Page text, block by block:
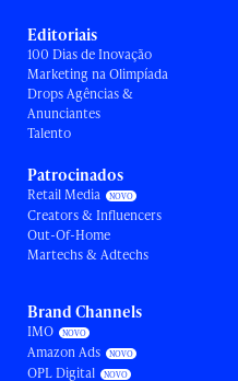
Editoriais
100 Dias de Inovação
Marketing na Olimpíada
Drops Agências &
Anunciantes
Talento
Patrocinados
Retail Media
Creators & Influencers
Out-Of-Home
Martechs & Adtechs
Brand Channels
IMO
Amazon Ads
OPL Digital